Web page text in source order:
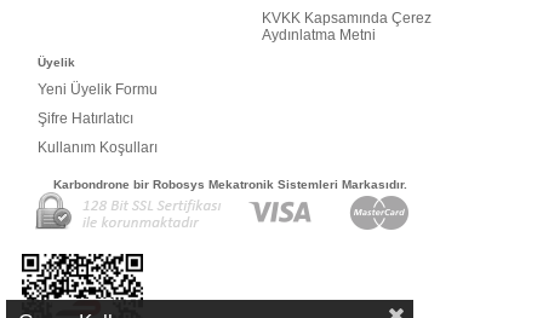
KVKK Kapsamında Çerez
Aydınlatma Metni
Üyelik
Yeni Üyelik Formu
Şifre Hatırlatıcı
Kullanım Koşulları
Karbondrone bir Robosys Mekatronik Sistemleri Markasıdır.